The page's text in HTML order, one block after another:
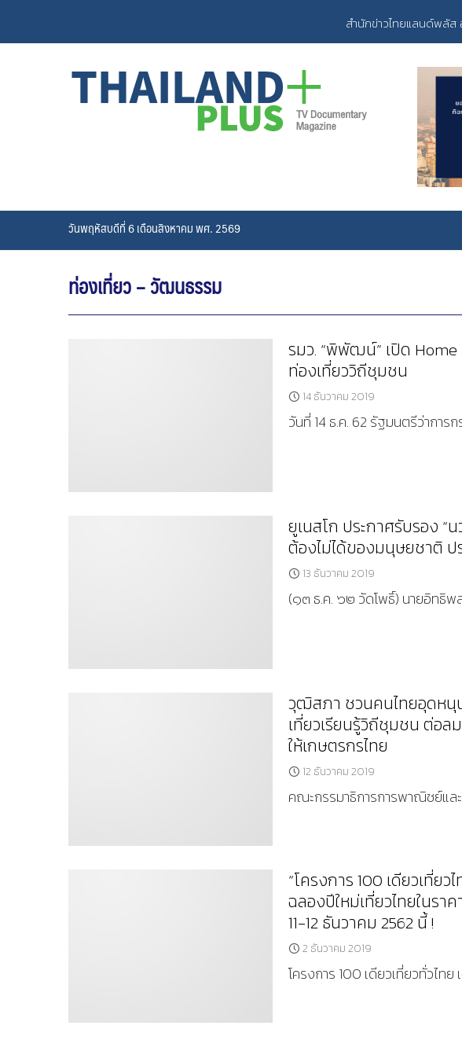
content
สำนักข่าวไทยแลนด์พลัส
วันพฤหัสบดีที่ 6 เดือนสิงหาคม พศ. 2569
ท่องเที่ยว – วัฒนธรรม
รมว. “พิพัฒน์” เปิด
ท่องเที่ยววิถีชุมชน
14 ธันวาคม 2019
วันที่ 14 ธ.ค. 62 รัฐมนตรีว่าการ
ยูเนสโก ประกาศรับรอง
ต้องไม่ได้ของมนุษยชาติ
13 ธันวาคม 2019
(๑๓ ธ.ค. ๖๒ วัดโพธิ์) นายอิทธิ
วุฒิสภา ชวนคนไทยอุดห
เที่ยวเรียนรู้วิถีชุมชน ต่อล
ให้เกษตรกรไทย
12 ธันวาคม 2019
คณะกรรมาธิการการพาณิชย์แ
“โครงการ 100 เดียวเที่ย
ฉลองปีใหม่เที่ยวไทยในรา
11-12 ธันวาคม 2562 นี้ !
2 ธันวาคม 2019
โครงการ 100 เดียวเที่ยวทั่วไ